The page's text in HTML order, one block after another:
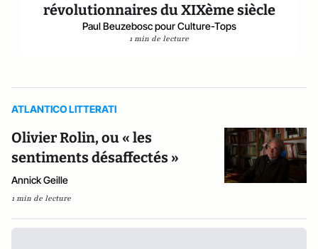
révolutionnaires du XIXème siècle
Paul Beuzebosc pour Culture-Tops
1 min de lecture
ATLANTICO LITTERATI
Olivier Rolin, ou « les
sentiments désaffectés »
Annick Geille
1 min de lecture